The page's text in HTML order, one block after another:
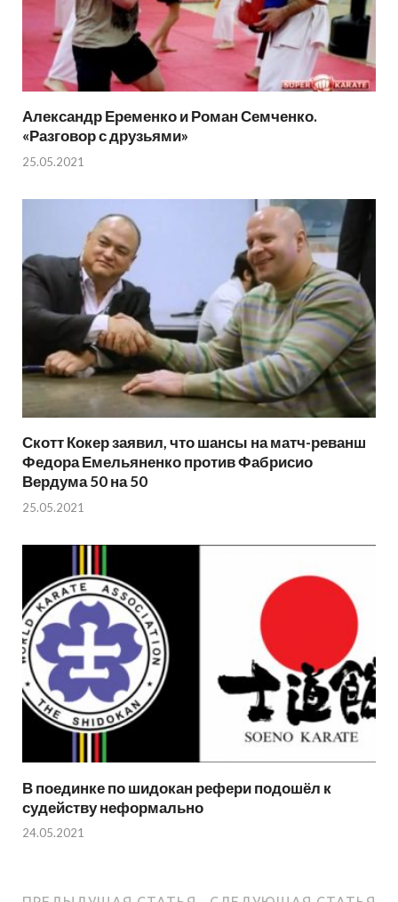
Александр Еременко и Роман Семченко.
«Разговор с друзьями»
25.05.2021
Скотт Кокер заявил, что шансы на матч-реванш
Федора Емельяненко против Фабрисио
Вердума 50 на 50
25.05.2021
В поединке по шидокан рефери подошёл к
судейству неформально
24.05.2021